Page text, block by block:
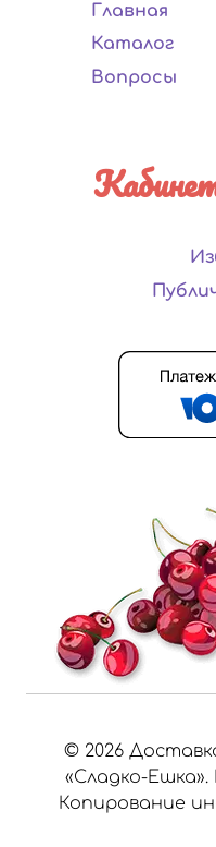
Главная
Каталог
Вопросы
© 2026
«Сладко-
Копирование